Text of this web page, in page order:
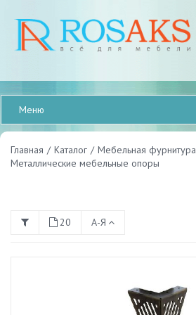
Меню
Главная / Каталог / Мебельная фурнитура
Металлические мебельные опоры
20 А-Я